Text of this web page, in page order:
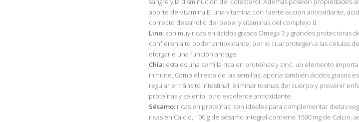
aporte de Vitamina E, una vitamina con fuerte acción antioxidante,
correcto desarrollo del bebe, y vitaminas del complejo B.
Lino: son muy ricas en ácidos grasos Omega 3 y grandes protectoras
confieren alto poder antioxidante, por lo cual protegen a las células
otorgarle una función antiage.
Chía: esta es una semilla rica en proteínas y zinc, un elemento
inmune. Como el resto de las semillas, aporta también ácidos grasos
regular el tránsito intestinal, eliminar toxinas del cuerpo y prevenir
proteínas y selenio, otro excelente antioxidante.
Sésamo: ricas en proteínas, son ideales para complementar dietas
ricas en Calcio, 100 g de sésamo integral contiene 1500 mg de